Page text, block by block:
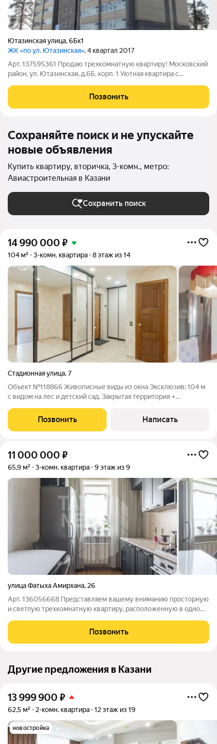
Ютазинская улица,6Бк1
ЖК «по ул. Ютазинская», 4 квартал 2017
Арт. 137595361 Продаю трехкомнатную квартиру! Московский
район, ул. Ютазинская, д.6Б, корп. 1 Уютная квартира с
удобной планировкой -"распашонка", современный ремонт,
полная меблировка с техникой
Позвонить
Сохраняйте поиск и не упускайте
новые объявления
Купить квартиру, вторичка, 3-комн., метро:
Авиастроительная в Казани
Сохранить поиск
14 990 000 ₽
104 м² 3-комн. квартира 8 этаж из 14
Стадионная улица,7
Объект №118866 Живописные виды из окна Эксклюзив: 104 м
с видом на лес и детский сад. Закрытая территория +
площадь: 104 кв.м Дом: кирпично-монолитный, 2010 г.п. Дом и
территория Закрытая
Позвонить Написать
11 000 000 ₽
65,9 м² 3-комн. квартира 9 этаж из 9
улица Фатыха Амирхана, 26
Арт. 136056668 Представляем вашему вниманию просторную
и светлую трехкомнатную квартиру, расположенную в одном
Это идеальное место для тех, кто ценит комфорт, уют и
развитую инфраструктуру.
Позвонить
Другие предложения в Казани
13 999 900 ₽
62,5 м² 2-комн. квартира 12 этаж из 19
новостройка